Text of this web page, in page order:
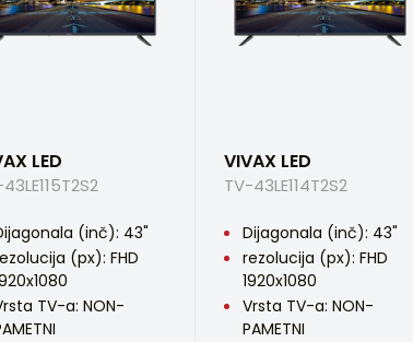
LED
(inč): 43"
(px): FHD
TV-a: NON-
VIVAX LED
TV-43LE114T2S2
Dijagonala (inč): 43"
rezolucija (px): FHD
1920x1080
Vrsta TV-a: NON-
PAMETNI